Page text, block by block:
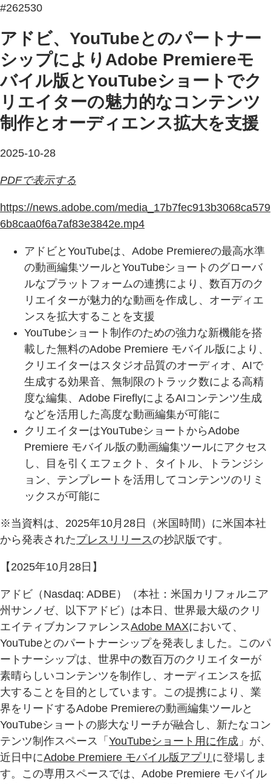
#262530
アドビ、YouTubeとのパートナー
シップによりAdobe Premiereモ
バイル版とYouTubeショートでク
リエイターの魅力的なコンテンツ
制作とオーディエンス拡大を支援
2025-10-28
PDFで表示する
https://news.adobe.com/media_17b7fec913b3068ca579
6b8caa0f6a7af83e3842e.mp4
アドビとYouTubeは、Adobe Premiereの最高水準
の動画編集ツールとYouTubeショートのグローバ
ルなプラットフォームの連携により、数百万のク
リエイターが魅力的な動画を作成し、オーディエ
ンスを拡大することを支援
YouTubeショート制作のための強力な新機能を搭
載した無料のAdobe Premiere モバイル版により、
クリエイターはスタジオ品質のオーディオ、AIで
生成する効果音、無制限のトラック数による高精
度な編集、Adobe FireflyによるAIコンテンツ生成
などを活用した高度な動画編集が可能に
クリエイターはYouTubeショートからAdobe
Premiere モバイル版の動画編集ツールにアクセス
し、目を引くエフェクト、タイトル、トランジシ
ョン、テンプレートを活用してコンテンツのリミ
ックスが可能に
※当資料は、2025年10月28日（米国時間）に米国本社
から発表されたプレスリリースの抄訳版です。
【2025年10月28日】
アドビ（Nasdaq: ADBE）（本社：米国カリフォルニア
州サンノゼ、以下アドビ）は本日、世界最大級のクリ
エイティブカンファレンスAdobe MAXにおいて、
YouTubeとのパートナーシップを発表しました。このパ
ートナーシップは、世界中の数百万のクリエイターが
素晴らしいコンテンツを制作し、オーディエンスを拡
大することを目的としています。この提携により、業
界をリードするAdobe Premiereの動画編集ツールと
YouTubeショートの膨大なリーチが融合し、新たなコン
テンツ制作スペース「 YouTubeショート用に作成 」が、
近日中にAdobe Premiere モバイル版アプリ に登場しま
す。この専用スペースでは、Adobe Premiere モバイル